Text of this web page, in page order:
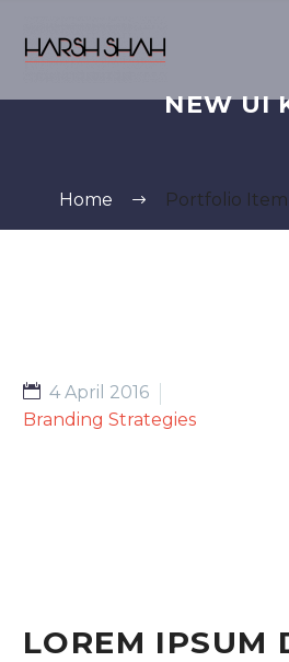
NEW UI
Home Portfolio Item
4 April 2016
Branding Strategies
LOREM IPSUM